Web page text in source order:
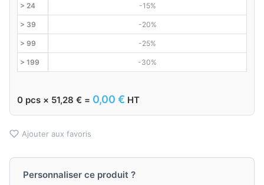
> 24 -15%
> 39 -20%
> 99 -25%
> 199 -30%
0 pcs × 51,28 € = 0,00 € HT
Ajouter aux favoris
Personnaliser ce produit ?